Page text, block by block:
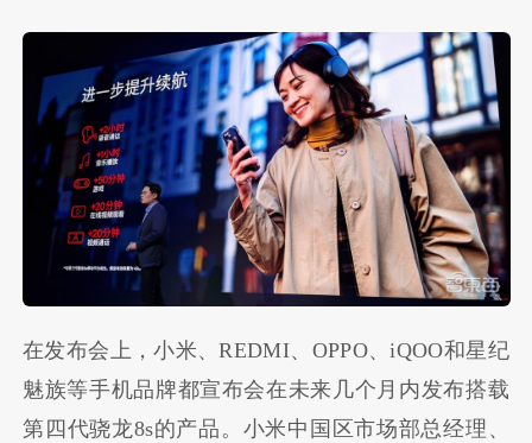
在发布会上，小米、REDMI、OPPO、iQOO和星纪
魅族等手机品牌都宣布会在未来几个月内发布搭载
第四代骁龙8s的产品。小米中国区市场部总经理、